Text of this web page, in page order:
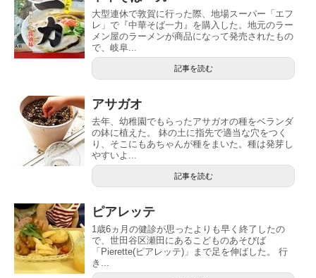
大型連休で敦賀に行った際、地場スーパー「エフ
レ」で『中華そば一力』を購入した。地元のラー
メン屋のラーメンが商品になって発売されたもの
で、岐阜...
記事を読む
アサガオ
去年、幼稚園でもらったアサガオの種をベランダ
の鉢に植えた。 鉢の土に指先で適当な穴をつく
り、そこにもあちゃんが種をまいた。種は発芽し
やすいよ...
記事を読む
ピアレッテ
1歳6ヵ月の健診が思ったよりも早く終了したの
で、世田谷区瀬田にあるこどものあそびば
「Pierette(ピアレッテ)」まで足を伸ばした。 行
き...